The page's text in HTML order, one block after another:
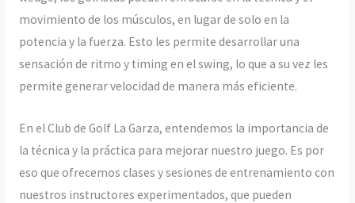
movimiento de los músculos, en lugar de solo en la
potencia y la fuerza. Esto les permite desarrollar una
sensación de ritmo y timing en el swing, lo que a su vez les
permite generar velocidad de manera más eficiente.
En el Club de Golf La Garza, entendemos la importancia de
la técnica y la práctica para mejorar nuestro juego. Es por
eso que ofrecemos clases y sesiones de entrenamiento con
nuestros instructores experimentados, que pueden